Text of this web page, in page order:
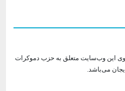
این وب‌سایت متعلق به حزب دموکرات
می‌باشد.